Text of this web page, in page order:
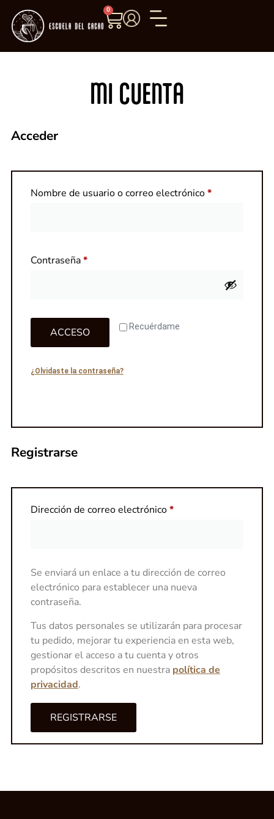
0
MI CUENTA
Acceder
Nombre de usuario o correo electrónico*
Contraseña*
Recuérdame
ACCESO
¿Olvidaste la contraseña?
Registrarse
Dirección de correo electrónico*
Se enviará un enlace a tu dirección de correo
electrónico para establecer una nueva
contraseña.
Tus datos personales se utilizarán para procesar
tu pedido, mejorar tu experiencia en esta web,
gestionar el acceso a tu cuenta y otros
propósitos descritos en nuestra política de
privacidad.
REGISTRARSE